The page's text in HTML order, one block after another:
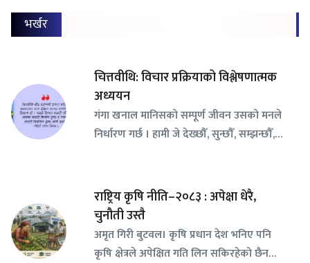
भर्खर
चित्तवीथि: विचार प्रक्रियाको विश्लेषणात्मक
अध्ययन
गंगा खनाल मानिसको सम्पूर्ण जीवन उसको मनले
निर्धारण गर्छ । हामी जे देख्छौँ, सुन्छौँ, सम्झन्छौँ,…
राष्ट्रिय कृषि नीति–२०८३ : अपेक्षा धेरै,
चुनौती उस्तै
अमृत गिरी बुटवल। कृषि प्रधान देश भनिए पनि
कृषि क्षेत्रले अपेक्षित गति लिन सकिरहेको छैन…